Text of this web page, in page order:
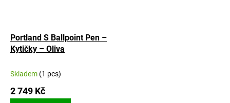
Portland S Ballpoint Pen –
Kytičky – Oliva
Skladem (1 pcs)
2 749 Kč